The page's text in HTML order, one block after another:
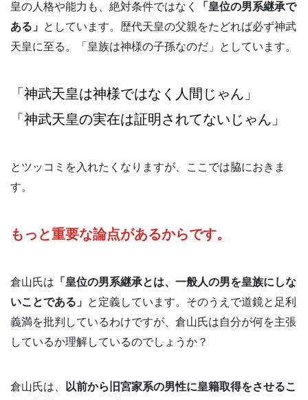
皇の人格や能力も、絶対条件ではなく
「皇位の男系継承で
ある」 としています。歴代天皇の父親をたどれば必ず神武
天皇に至る。「皇族は神様の子孫なのだ」としています。
「神武天皇は神様ではなく人間じゃん」
「神武天皇の実在は証明されてないじゃん」
とツッコミを入れたくなりますが、ここでは脇におきま
す。
もっと重要な論点があるからです。
倉山氏は 「皇位の男系継承とは、一般人の男を皇族にしな
いことである」 と定義しています。そのうえで道鏡と足利
義満を批判しているわけですが、倉山氏は自分が何を主張
しているか理解しているのでしょうか？
倉山氏は、
以前から旧宮家系の男性に皇籍取得をさせるこ